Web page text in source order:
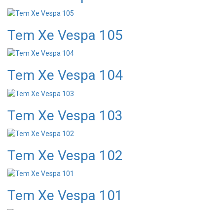
Tem Xe Vespa 105
Tem Xe Vespa 104
Tem Xe Vespa 103
Tem Xe Vespa 102
Tem Xe Vespa 101